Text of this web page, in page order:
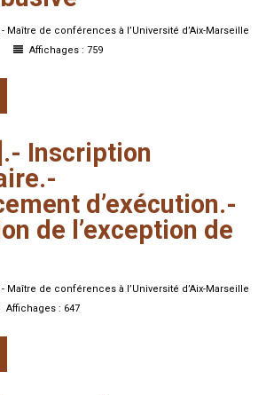
- Maître de conférences à l’Université d’Aix-Marseille
Affichages : 759
Inscription
d’exécution.-
de l’exception de
- Maître de conférences à l’Université d’Aix-Marseille
Affichages : 647